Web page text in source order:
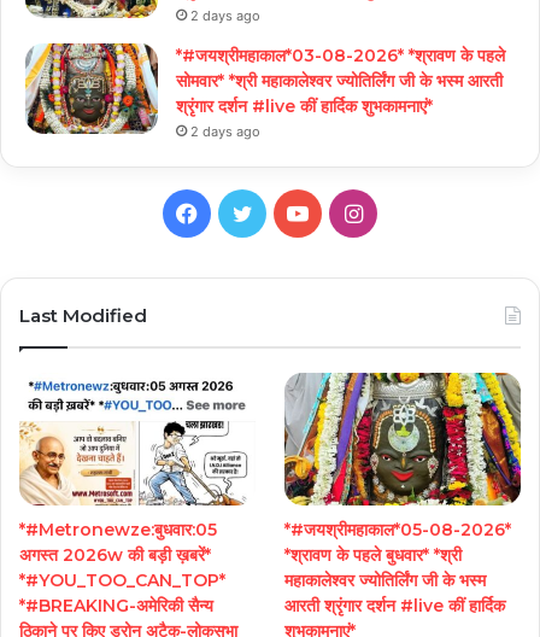
2 days ago
*#जयश्रीमहाकाल*03-08-2026* *श्रावण के पहले
सोमवार* *श्री महाकालेश्वर ज्योतिर्लिंग जी के भस्म आरती
श्रृंगार दर्शन #live कीं हार्दिक शुभकामनाएं*
2 days ago
Facebook
TwitterYouTubeInstagram
Last Modified
*#Metronewze:बुधवार:05
अगस्त 2026w की बड़ी ख़बरें*
*#YOU_TOO_CAN_TOP*
*#BREAKING-अमेरिकी सैन्य
ठिकाने पर किए ड्रोन अटैक-लोकसभा
*#जयश्रीमहाकाल*05-08-2026*
*श्रावण के पहले बुधवार* *श्री
महाकालेश्वर ज्योतिर्लिंग जी के भस्म
आरती श्रृंगार दर्शन #live कीं हार्दिक
शुभकामनाएं*